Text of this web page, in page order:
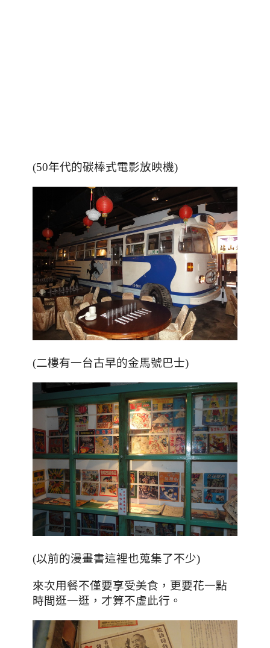
(50年代的碳棒式電影放映機)
(二樓有一台古早的金馬號巴士)
(以前的漫畫書這裡也蒐集了不少)
來次用餐不僅要享受美食 ，更要花一點
時間逛一逛 ，才算不虛此行 。